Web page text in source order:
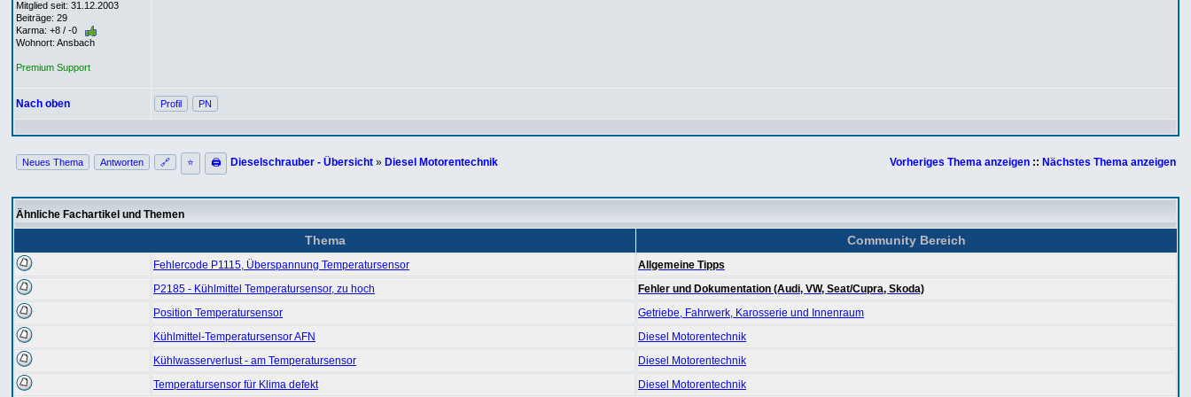
Mitglied seit: 31.12.2003
Beiträge: 29
Karma: +8 / -0
Wohnort: Ansbach
Premium Support
Nach oben Profil PN
Neues Thema Antworten 🔗 ⭐ 🖨 Dieselschrauber - Übersicht » Diesel Motorentechnik Vorheriges Thema anzeigen :: Nächstes Thema anzeigen
Ähnliche Fachartikel und Themen
Thema Community Bereich
Fehlercode P1115, Überspannung Temperatursensor
Allgemeine Tipps
P2185 - Kühlmittel Temperatursensor, zu hoch
Fehler und Dokumentation (Audi, VW, Seat/Cupra, Skoda)
Position Temperatursensor
Getriebe, Fahrwerk, Karosserie und Innenraum
Kühlmittel-Temperatursensor AFN
Diesel Motorentechnik
Kühlwasserverlust - am Temperatursensor
Diesel Motorentechnik
Temperatursensor für Klima defekt
Diesel Motorentechnik